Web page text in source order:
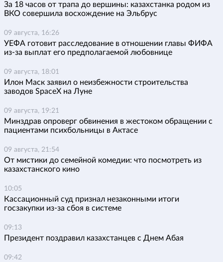
За 18 часов от трапа до вершины: казахстанка родом из
ВКО совершила восхождение на Эльбрус
09 августа, 16:26
УЕФА готовит расследование в отношении главы ФИФА
из-за выплат его предполагаемой любовнице
09 августа, 18:01
Илон Маск заявил о неизбежности строительства
заводов SpaceX на Луне
09 августа, 19:21
Минздрав опроверг обвинения в жестоком обращении с
пациентами психбольницы в Актасе
09 августа, 21:54
От мистики до семейной комедии: что посмотреть из
казахстанского кино
10:05
Кассационный суд признал незаконными итоги
госзакупки из-за сбоя в системе
09:13
Президент поздравил казахстанцев с Днем Абая
09:42